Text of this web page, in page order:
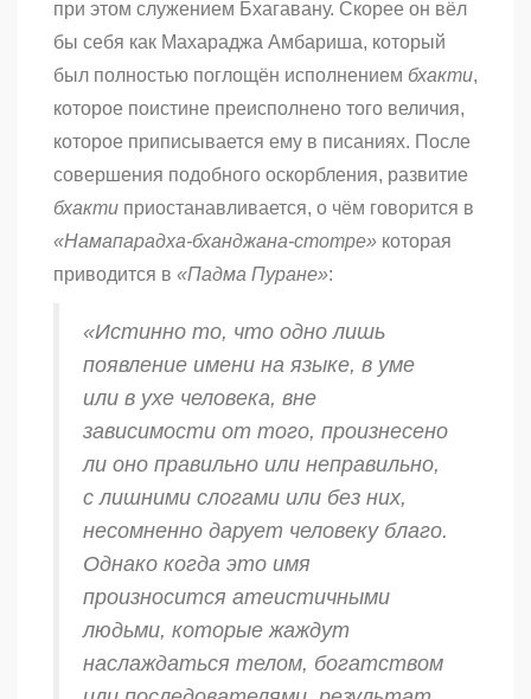
при этом служением Бхагавану. Скорее он вёл
бы себя как Махараджа Амбариша, который
был полностью поглощён исполнением бхакти,
которое поистине преисполнено того величия,
которое приписывается ему в писаниях. После
совершения подобного оскорбления, развитие
бхакти приостанавливается, о чём говорится в
«Намапарадха-бханджана-стотре» которая
приводится в «Падма Пуране»:
«Истинно то, что одно лишь
появление имени на языке, в уме
или в ухе человека, вне
зависимости от того, произнесено
ли оно правильно или неправильно,
с лишними слогами или без них,
несомненно дарует человеку благо.
Однако когда это имя
произносится атеистичными
людьми, которые жаждут
наслаждаться телом, богатством